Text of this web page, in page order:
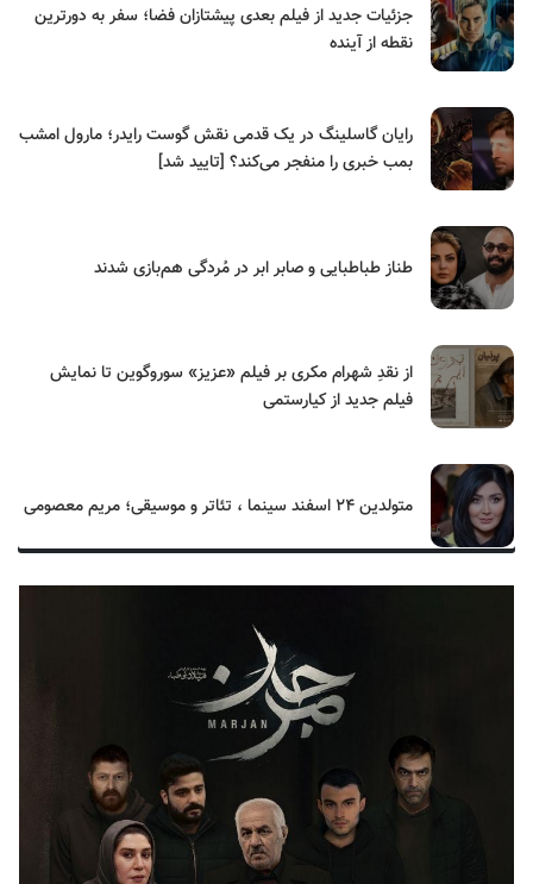
جزئیات جدید از فیلم بعدی پیشتازان فضا؛ سفر به دورترین
نقطه از آینده
رایان گاسلینگ در یک قدمی نقش گوست رایدر؛ مارول امشب
بمب خبری را منفجر می‌کند؟ [تایید شد]
طناز طباطبایی و صابر ابر در مُردگی هم‌بازی شدند
از نقدِ شهرام مکری بر فیلم «عزیز» سوروگوین تا نمایش
فیلم جدید از کیارستمی
متولدین ۲۴ اسفند سینما ، تئاتر و موسیقی؛ مریم معصومی